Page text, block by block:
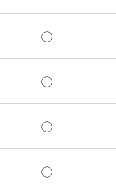
◯
◯
◯
◯